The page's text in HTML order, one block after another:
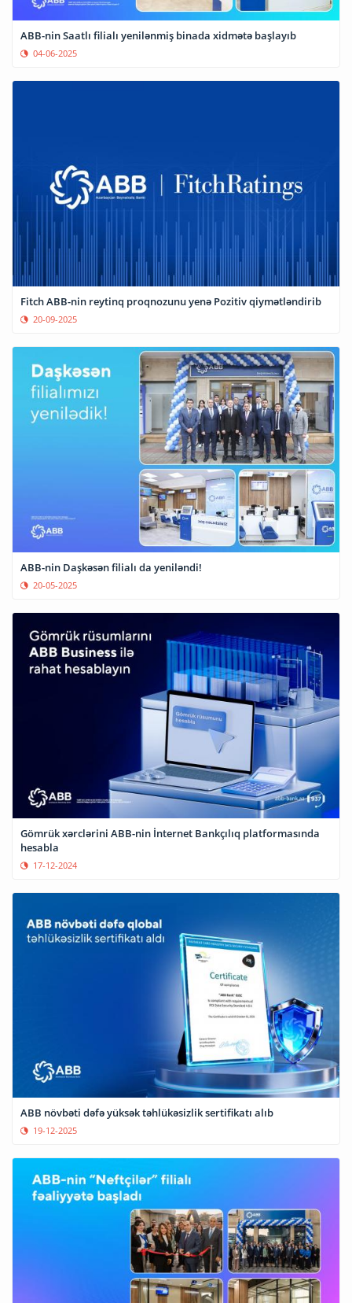
ABB-nin Saatlı filialı yenilənmiş binada xidmətə başlayıb
04-06-2025
Fitch ABB-nin reytinq proqnozunu yenə Pozitiv qiymətləndirib
20-09-2025
ABB-nin Daşkəsən filialı da yeniləndi!
20-05-2025
Gömrük xərclərini ABB-nin İnternet Bankçılıq platformasında
hesabla
17-12-2024
ABB növbəti dəfə yüksək təhlükəsizlik sertifikatı alıb
19-12-2025